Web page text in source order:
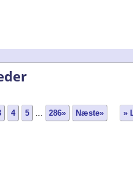
4 5 ... 286» Næste» »